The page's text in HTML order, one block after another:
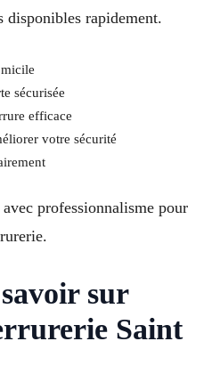
disponibles rapidement.
sécurisée
efficace
votre sécurité
professionnalisme pour
sur
Saint